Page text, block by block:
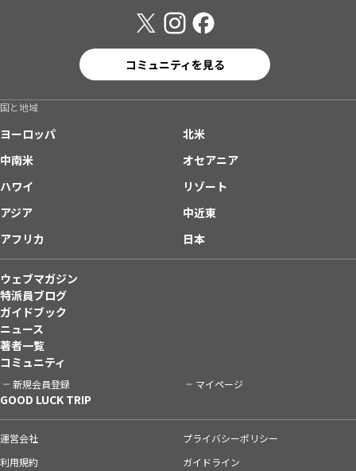
コミュニティを見る
国と地域
ヨーロッパ
北米
中南米
オセアニア
ハワイ
リゾート
アジア
中近東
アフリカ
日本
ウェブマガジン
特派員ブログ
ガイドブック
ニュース
著者一覧
コミュニティ
新規会員登録 マイページ
GOOD LUCK TRIP
運営会社
プライバシーポリシー
利用規約
ガイドライン